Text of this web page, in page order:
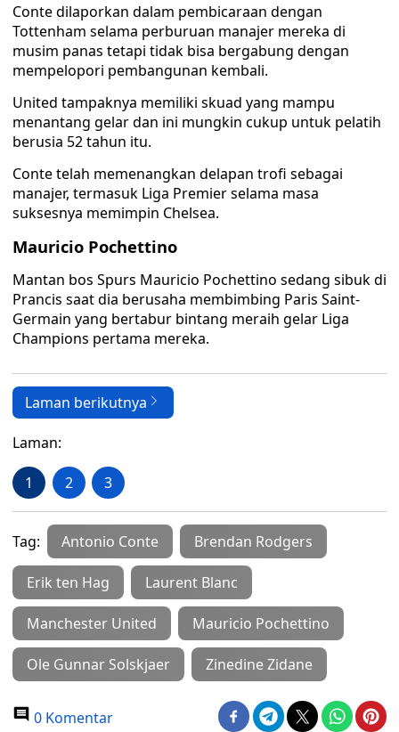
Conte dilaporkan dalam pembicaraan dengan
Tottenham selama perburuan manajer mereka di
musim panas tetapi tidak bisa bergabung dengan
mempelopori pembangunan kembali.
United tampaknya memiliki skuad yang mampu
menantang gelar dan ini mungkin cukup untuk pelatih
berusia 52 tahun itu.
Conte telah memenangkan delapan trofi sebagai
manajer, termasuk Liga Premier selama masa
suksesnya memimpin Chelsea.
Mauricio Pochettino
Mantan bos Spurs Mauricio Pochettino sedang sibuk di
Prancis saat dia berusaha membimbing Paris Saint-
Germain yang bertabur bintang meraih gelar Liga
Champions pertama mereka.
Laman berikutnya
Laman:
1 2 3
Tag: Antonio Conte Brendan Rodgers
Erik ten Hag Laurent Blanc
Manchester United Mauricio Pochettino
Ole Gunnar Solskjaer Zinedine Zidane
0 Komentar